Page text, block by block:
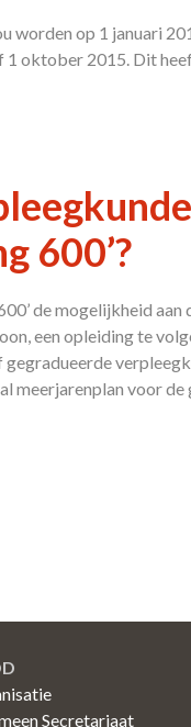
worden op 1 januari
1 oktober 2015. Dit
600’?
de mogelijkheid aan
een opleiding te
meerjarenplan voor de
Secretariaat